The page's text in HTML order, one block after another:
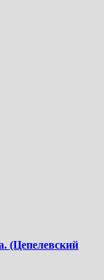
(Цепелевский